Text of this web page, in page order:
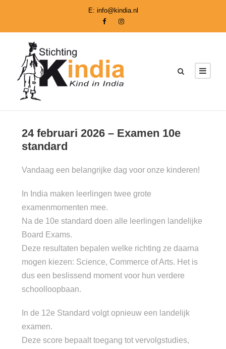
E: info@kindia.nl
24 februari 2026 – Examen 10e
standard
Vandaag een belangrijke dag voor onze kinderen!
In India maken leerlingen twee grote
examenmomenten mee.
Na de 10e standard doen alle leerlingen landelijke
Board Exams.
Deze resultaten bepalen welke richting ze daarna
mogen kiezen: Science, Commerce of Arts. Het is
dus een beslissend moment voor hun verdere
schoolloopbaan.
In de 12e Standard volgt opnieuw een landelijk
examen.
Deze score bepaalt toegang tot vervolgstudies,